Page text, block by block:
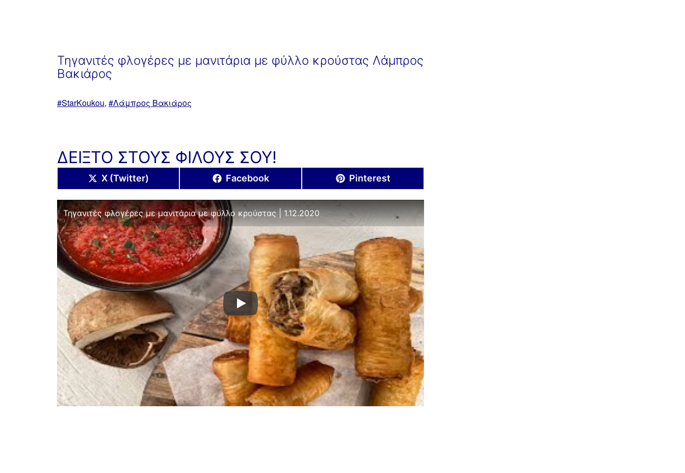
Τηγανιτές φλογέρες με μανιτάρια με φύλλο κρούστας Λάμπρος
Βακιάρος
ΜεStarKoukou, Λάμπρος Βακιάρος
ΔΕΙΞΤΟ ΣΤΟΥΣ ΦΙΛΟΥΣ ΣΟΥ!
Share
on
X (Twitter)
Share
on
Facebook
Share
on
Pinterest
Τηγανιτές φλογέρες με μανιτάρια με φύλλο κρούστας | 1.12.2020